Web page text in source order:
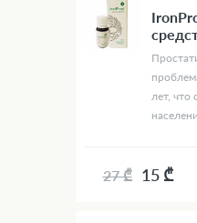
лет, что
27 ₾ 15 ₾